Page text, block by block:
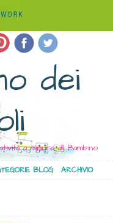
dei
a misura di Bambino
BLOG ARCHIVIO